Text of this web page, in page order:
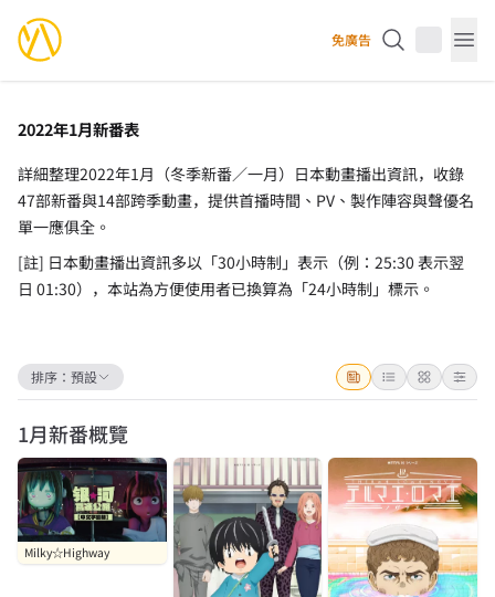
YourAnimes 你的動畫 免廣告
2022年1月新番表
詳細整理2022年1月（冬季新番／一月）日本動畫播出資訊，收錄
47部新番與14部跨季動畫，提供首播時間、PV、製作陣容與聲優名
單一應俱全。
[註] 日本動畫播出資訊多以「30小時制」表示（例：25:30 表示翌
日 01:30），本站為方便使用者已換算為「24小時制」標示。
排序： 預設
1月新番概覽
Milky☆Highway